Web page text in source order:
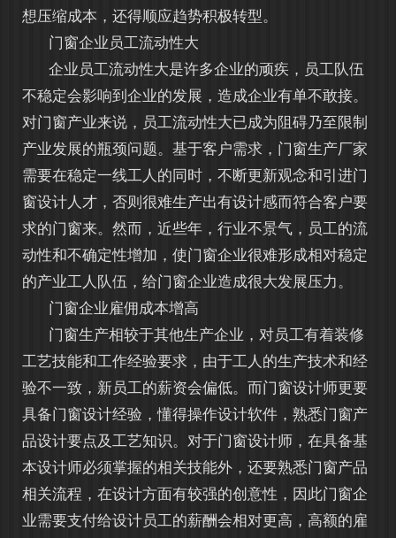
想压缩成本，还得顺应趋势积极转型。
门窗企业员工流动性大
企业员工流动性大是许多企业的顽疾，员工队伍
不稳定会影响到企业的发展，造成企业有单不敢接。
对门窗产业来说，员工流动性大已成为阻碍乃至限制
产业发展的瓶颈问题。基于客户需求，门窗生产厂家
需要在稳定一线工人的同时，不断更新观念和引进门
窗设计人才，否则很难生产出有设计感而符合客户要
求的门窗来。然而，近些年，行业不景气，员工的流
动性和不确定性增加，使门窗企业很难形成相对稳定
的产业工人队伍，给门窗企业造成很大发展压力。
门窗企业雇佣成本增高
门窗生产相较于其他生产企业，对员工有着装修
工艺技能和工作经验要求，由于工人的生产技术和经
验不一致，新员工的薪资会偏低。而门窗设计师更要
具备门窗设计经验，懂得操作设计软件，熟悉门窗产
品设计要点及工艺知识。对于门窗设计师，在具备基
本设计师必须掌握的相关技能外，还要熟悉门窗产品
相关流程，在设计方面有较强的创意性，因此门窗企
业需要支付给设计员工的薪酬会相对更高，高额的雇